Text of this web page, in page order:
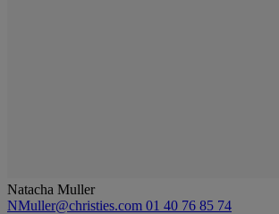
Natacha Muller
NMuller@christies.com 01 40 76 85 74